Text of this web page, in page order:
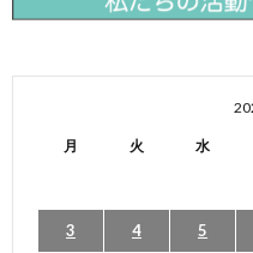
月 火 水
3 4 5